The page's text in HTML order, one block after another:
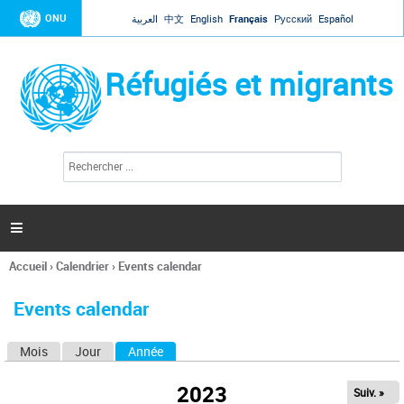
Jump to navigation
ONU العربية 中文 English Français Русский Español
Réfugiés et migrants
l
c
h
e

Vous
ici
Accueil›Calendrier› Events calendar
Events calendar
Mois Jour Année
2023 Suiv. »